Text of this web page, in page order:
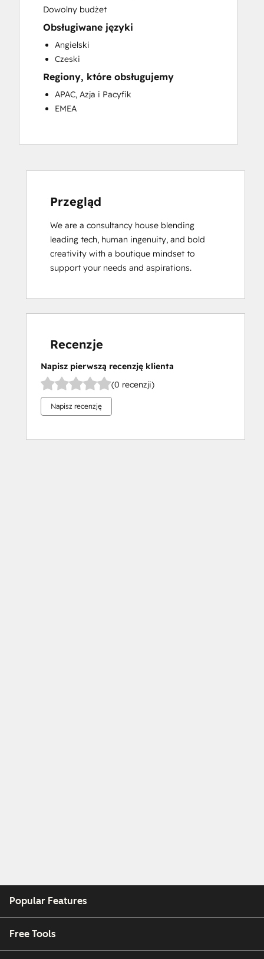
Sales and Marketing Alignment
Sales Coaching and Training
Sales Enablement
Social Media
Video Production
Dowolny budżet
Obsługiwane języki
Angielski
Czeski
Regiony, które obsługujemy
APAC, Azja i Pacyfik
EMEA
Przegląd
We are a consultancy house blending
leading tech, human ingenuity, and bold
creativity with a boutique mindset to
support your needs and aspirations.
Recenzje
Napisz pierwszą recenzję klienta
(0 recenzji)
Napisz recenzję
Popular Features
Free Tools